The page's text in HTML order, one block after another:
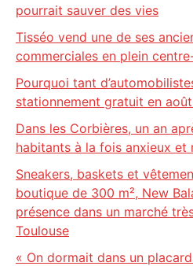
pourrait sauver des vies
Tisséo vend une de ses
commerciales en plein
Pourquoi tant
stationnement gratuit en
Dans les Corbières, un an
habitants à la fois anxieux et
Sneakers, baskets et
boutique de 300 m², New
présence dans un marché
Toulouse
« On dormait dans un